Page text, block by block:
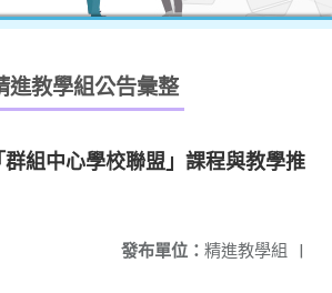
進教學組公告彙整
組中心學校聯盟」課程與教學推
發布單位： 精進教學組 |